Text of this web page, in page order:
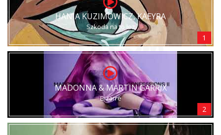
HANIA KUZIMOWICZ, KAEYRA
Szkoda na to łez
1
MADONNA & MARTIN GARRIX
Bizarre
2